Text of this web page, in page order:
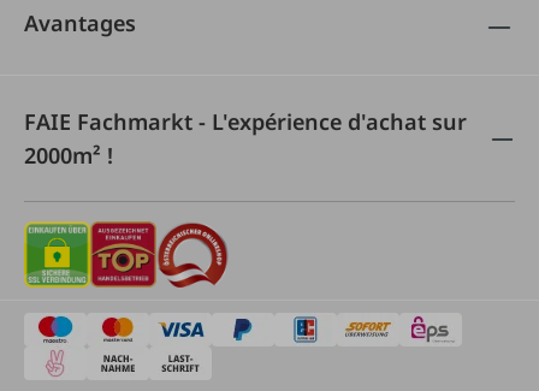
Avantages
FAIE Fachmarkt - L'expérience d'achat sur
2000m² !